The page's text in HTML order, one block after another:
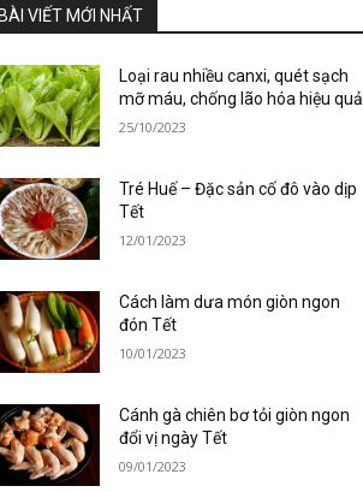
BÀI VIẾT MỚI NHẤT
Loại rau nhiều canxi, quét sạch
mỡ máu, chống lão hóa hiệu quả
25/10/2023
Tré Huế – Đặc sản cố đô vào dịp
Tết
12/01/2023
Cách làm dưa món giòn ngon
đón Tết
10/01/2023
Cánh gà chiên bơ tỏi giòn ngon
đổi vị ngày Tết
09/01/2023